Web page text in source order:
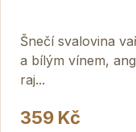
Šnečí svalovina
a bílým vínem,
raj...
359 Kč